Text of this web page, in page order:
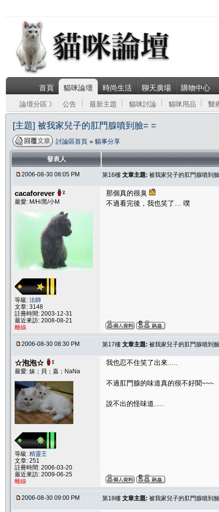
首頁 貓咪論壇 時尚生活 聊天廣場 購物中心
論壇分區 》 公告 最新主題 貓咪討論 貓咪用品 醫
[主題] 被我家兒子的肛門腺噴到臉= =
討論區首頁 » 貓事分享
發表人
2006-08-30 08:05 PM 第16樓 文章主題: 被我家兒子的肛門腺噴到
cacaforever
最愛: M/H/黑/小M
等級: 法師
文章: 3148
註冊時間: 2003-12-31
最近來訪: 2008-08-21
離線
那個真的很臭
不過看完後，我也笑了… 噗
2006-08-30 08:30 PM 第17樓 文章主題: 被我家兒子的肛門腺噴到
☆泡泡☆
最愛: 妹；貝；嘉；NaNa
等級: 精靈王
文章: 251
註冊時間: 2006-03-20
最近來訪: 2009-06-25
離線
我也忍不住笑了出來.....
不過肛門腺的味道真的很不好聞~~~
說不出的怪味道.....
2006-08-30 09:00 PM 第18樓 文章主題: 被我家兒子的肛門腺噴到